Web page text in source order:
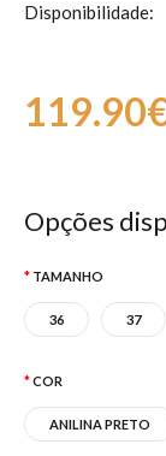
Disponibilidade:
Opções
TAMANHO
36 37
COR
ANILINA PRETO